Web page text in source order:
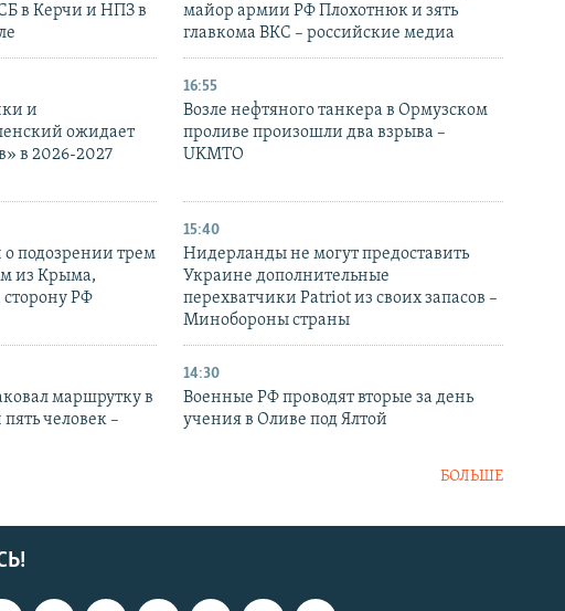
в Керчи и НПЗ в
майор армии РФ Плохотнюк и зять
главкома ВКС – российские медиа
и
ожидает
в 2026-2027
16:55
Возле нефтяного танкера в Ормузском
проливе произошли два взрыва –
UKMTO
подозрении трем
из Крыма,
РФ
15:40
Нидерланды не могут предоставить
Украине дополнительные
перехватчики Patriot из своих запасов –
Минобороны страны
маршрутку в
человек –
14:30
Военные РФ проводят вторые за день
учения в Оливе под Ялтой
БОЛЬШЕ